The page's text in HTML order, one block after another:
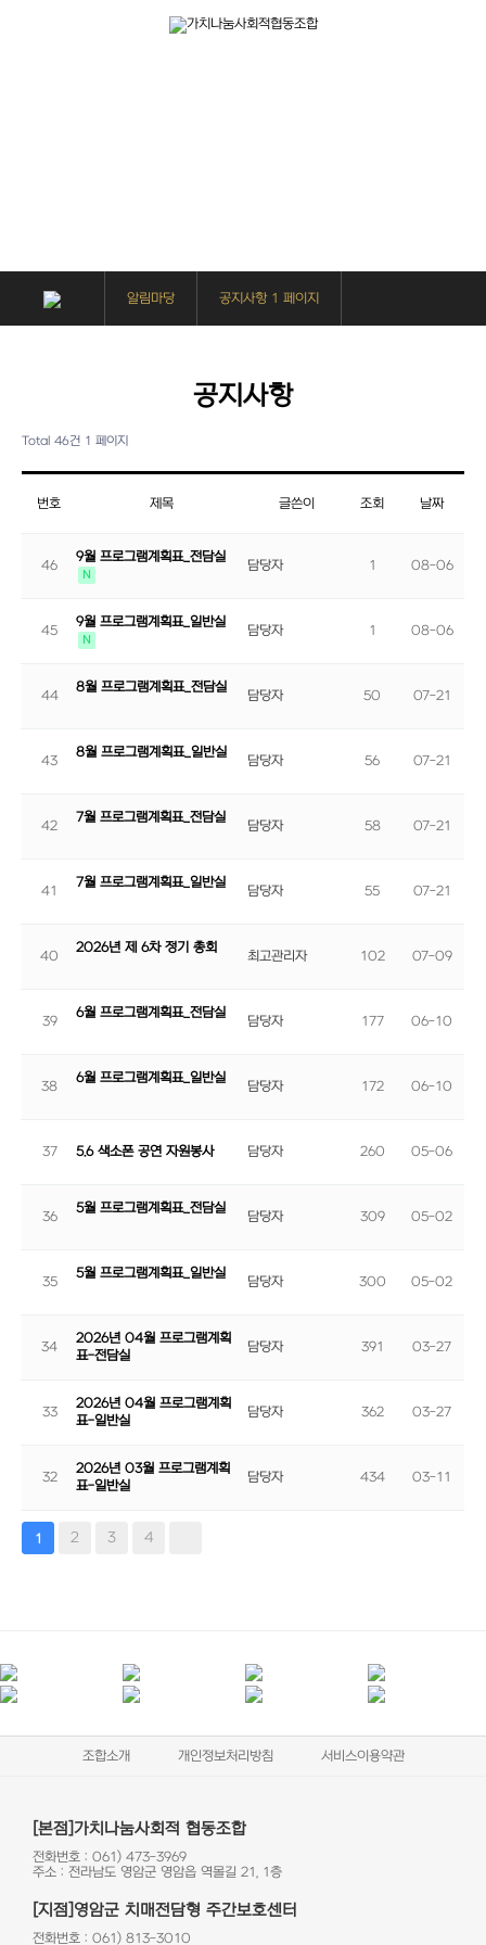
알림마당 공지사항 1 페이지
공지사항
Total 46건 1 페이지
번호 제목 글쓴이 조회 날짜
46
9월 프로그램계획표_전담실
N
담당자 1 08-06
45
9월 프로그램계획표_일반실
N
담당자 1 08-06
44
8월 프로그램계획표_전담실
담당자 50 07-21
43
8월 프로그램계획표_일반실
담당자 56 07-21
42
7월 프로그램계획표_전담실
담당자 58 07-21
41
7월 프로그램계획표_일반실
담당자 55 07-21
40
2026년 제 6차 정기 총회
최고관리자 102 07-09
39
6월 프로그램계획표_전담실
담당자 177 06-10
38
6월 프로그램계획표_일반실
담당자 172 06-10
37 5.6 색소폰 공연 자원봉사 담당자 260 05-06
36
5월 프로그램계획표_전담실
담당자 309 05-02
35
5월 프로그램계획표_일반실
담당자 300 05-02
34
2026년 04월 프로그램계획
표-전담실
담당자 391 03-27
33
2026년 04월 프로그램계획
표-일반실
담당자 362 03-27
32
2026년 03월 프로그램계획
표-일반실
담당자 434 03-11
1 2 3 4
조합소개 개인정보처리방침 서비스이용약관
[본점]가치나눔사회적 협동조합
전화번호 : 061) 473-3969
주소 : 전라남도 영암군 영암읍 역몰길 21, 1층
[지점]영암군 치매전담형 주간보호센터
전화번호 : 061) 813-3010